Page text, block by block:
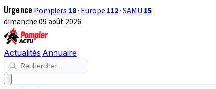
Urgence Pompiers 18· Europe 112·SAMU 15
dimanche 09 août 2026
Actualités Annuaire